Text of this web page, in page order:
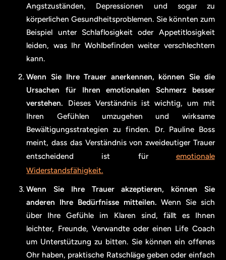
Angstzuständen, Depressionen und sogar zu
körperlichen Gesundheitsproblemen. Sie könnten zum
Beispiel unter Schlaflosigkeit oder Appetitlosigkeit
leiden, was Ihr Wohlbefinden weiter verschlechtern
kann.
Wenn Sie Ihre Trauer anerkennen, können Sie die
Ursachen für Ihren emotionalen Schmerz besser
verstehen. Dieses Verständnis ist wichtig, um mit
Ihren Gefühlen umzugehen und wirksame
Bewältigungsstrategien zu finden. Dr. Pauline Boss
meint, dass das Verständnis von zweideutiger Trauer
entscheidend ist für emotionale
Widerstandsfähigkeit.
Wenn Sie Ihre Trauer akzeptieren, können Sie
anderen Ihre Bedürfnisse mitteilen.Wenn Sie sich
über Ihre Gefühle im Klaren sind, fällt es Ihnen
leichter, Freunde, Verwandte oder einen Life Coach
um Unterstützung zu bitten. Sie können ein offenes
Ohr haben, praktische Ratschläge geben oder einfach